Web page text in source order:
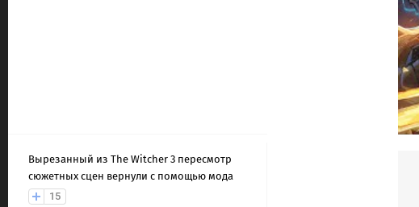
Вырезанный из The Witcher 3 пересмотр
сюжетных сцен вернули с помощью мода
15